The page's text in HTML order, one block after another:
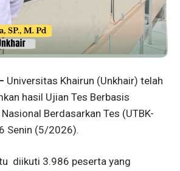
Universitas Khairun (Unkhair) telah
hasil Ujian Tes Berbasis
Berdasarkan Tes (UTBK-
Senin (5/2026).
diikuti 3.986 peserta yang